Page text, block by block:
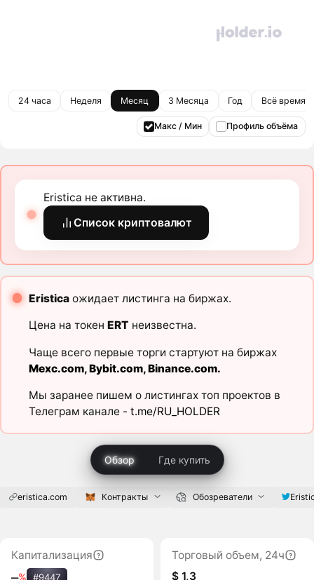
24 часа Неделя Месяц 3 Месяца Год Всё время
Макс / Мин Профиль объёма
Eristica не активна.
Список криптовалют
Eristicaожидает листинга на биржах.
Цена на токен ERT неизвестна.
Чаще всего первые торги стартуют на биржах
Mexc.com,Bybit.com,Binance.com.
Мы заранее пишем о листингах топ проектов в
Телеграм канале - t.me/RU_HOLDER
Обзор Где купить
eristica.com Контракты Обозреватели
Капитализация
‒% #9447
Торговый объем, 24ч
$ 1,3